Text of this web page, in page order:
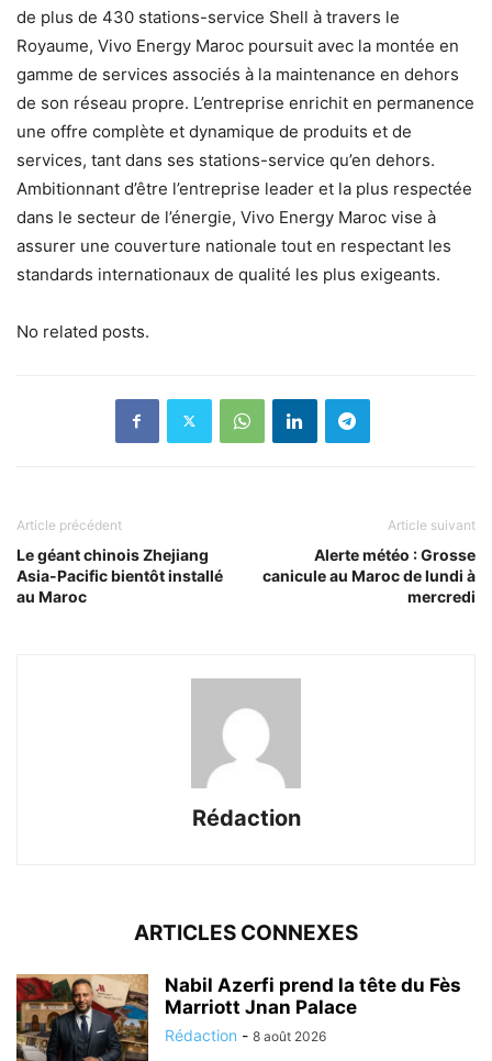
de plus de 430 stations-service Shell à travers le
Royaume, Vivo Energy Maroc poursuit avec la montée en
gamme de services associés à la maintenance en dehors
de son réseau propre. L’entreprise enrichit en permanence
une offre complète et dynamique de produits et de
services, tant dans ses stations-service qu’en dehors.
Ambitionnant d’être l’entreprise leader et la plus respectée
dans le secteur de l’énergie, Vivo Energy Maroc vise à
assurer une couverture nationale tout en respectant les
standards internationaux de qualité les plus exigeants.
No related posts.
Article précédent
Le géant chinois Zhejiang
Asia-Pacific bientôt installé
au Maroc
Article suivant
Alerte météo : Grosse
canicule au Maroc de lundi à
mercredi
Rédaction
ARTICLES CONNEXES
Nabil Azerfi prend la tête du Fès
Marriott Jnan Palace
Rédaction - 8 août 2026